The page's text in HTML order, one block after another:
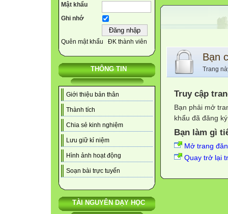
Mật khẩu
Ghi nhớ
Quên mật khẩu ĐK thành viên
THÔNG TIN
Giới thiệu bản thân
Thành tích
Chia sẻ kinh nghiệm
Lưu giữ kỉ niệm
Hình ảnh hoạt động
Soạn bài trực tuyến
TÀI NGUYÊN DẠY HỌC
Bạn
Trang
Truy cập
Bạn phải mở
khẩu đã đăng
Bạn làm gì
Mở trang
Quay trở lại